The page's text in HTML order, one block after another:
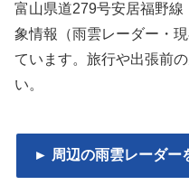
富山県道279号安居福野
象情報（雨雲レーダー・
ています。旅行や出張前
い。
► 周辺の雨雲レーダー